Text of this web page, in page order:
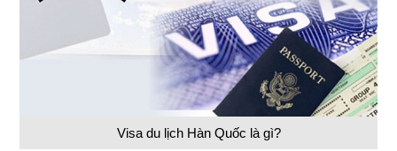
Visa du lịch Hàn Quốc là gì?